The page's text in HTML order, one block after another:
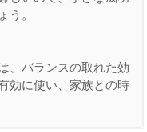
う。
バランスの取れた効
効に使い、家族との時